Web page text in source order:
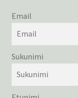
Email
Sukunimi